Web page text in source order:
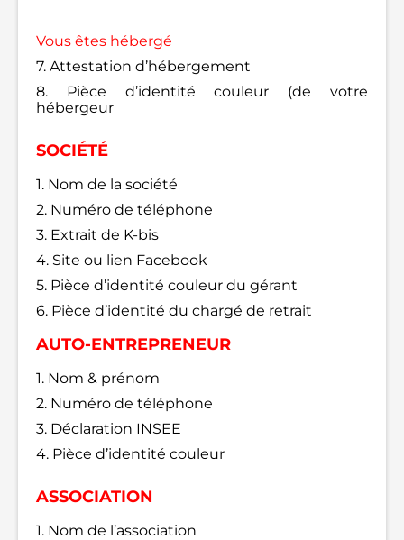
Vous êtes hébergé
7. Attestation d’hébergement
8. Pièce d’identité couleur (de votre
hébergeur
SOCIÉTÉ
1. Nom de la société
2. Numéro de téléphone
3. Extrait de K-bis
4. Site ou lien Facebook
5. Pièce d’identité couleur du gérant
6. Pièce d’identité du chargé de retrait
AUTO-ENTREPRENEUR
1. Nom & prénom
2. Numéro de téléphone
3. Déclaration INSEE
4. Pièce d’identité couleur
ASSOCIATION
1. Nom de l’association